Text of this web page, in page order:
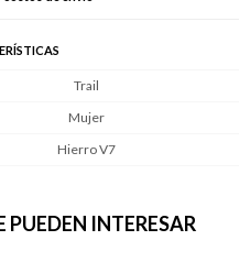
Trail
Mujer
Hierro V7
PUEDEN INTERESAR